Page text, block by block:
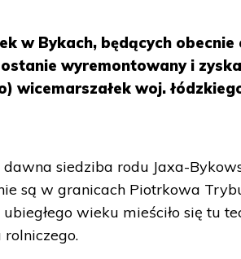
w Bykach, będących
wyremontowany i
wicemarszałek woj.
dawna siedziba rodu Jaxa-
są w granicach Piotrkowa
wieku mieściło się tu